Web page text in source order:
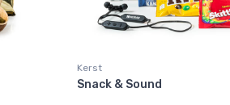
Kerst
Snack & Sound